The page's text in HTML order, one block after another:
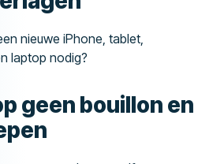
nieuwe iPhone, tablet,
laptop nodig?
geen bouillon en